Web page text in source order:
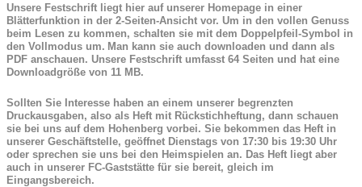
Unsere Festschrift liegt hier auf unserer Homepage in einer
Blätterfunktion in der 2-Seiten-Ansicht vor. Um in den vollen Genuss
beim Lesen zu kommen, schalten sie mit dem Doppelpfeil-Symbol in
den Vollmodus um. Man kann sie auch downloaden und dann als
PDF anschauen. Unsere Festschrift umfasst 64 Seiten und hat eine
Downloadgröße von 11 MB.
Sollten Sie Interesse haben an einem unserer begrenzten
Druckausgaben, also als Heft mit Rückstichheftung, dann schauen
sie bei uns auf dem Hohenberg vorbei. Sie bekommen das Heft in
unserer Geschäftstelle, geöffnet Dienstags von 17:30 bis 19:30 Uhr
oder sprechen sie uns bei den Heimspielen an. Das Heft liegt aber
auch in unserer FC-Gaststätte für sie bereit, gleich im
Eingangsbereich.